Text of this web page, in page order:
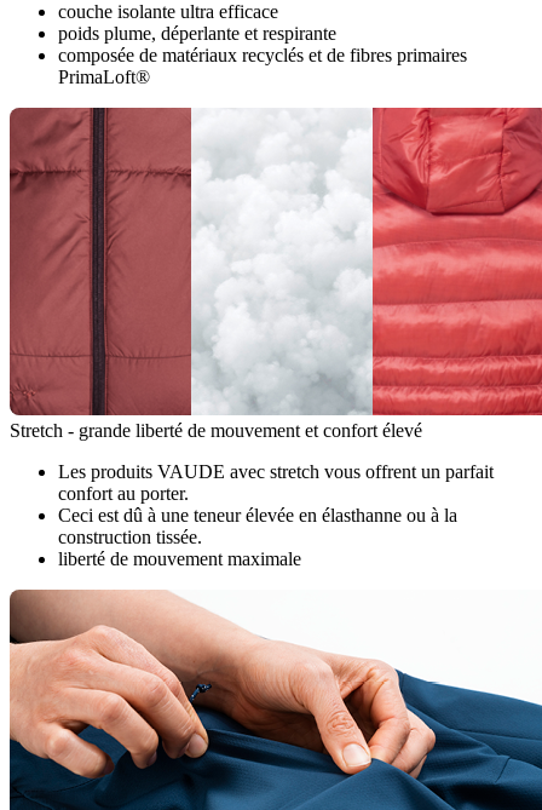
couche isolante ultra efficace
poids plume, déperlante et respirante
composée de matériaux recyclés et de fibres primaires
PrimaLoft®
Stretch - grande liberté de mouvement et confort élevé
Les produits VAUDE avec stretch vous offrent un parfait
confort au porter.
Ceci est dû à une teneur élevée en élasthanne ou à la
construction tissée.
liberté de mouvement maximale